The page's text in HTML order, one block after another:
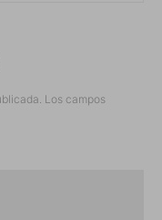
Los campos